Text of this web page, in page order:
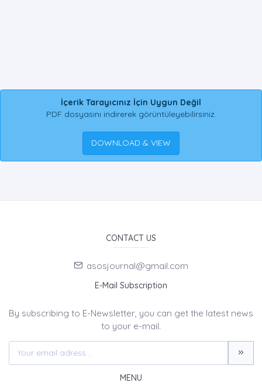
İçerik Tarayıcınız İçin Uygun Değil
PDF dosyasını indirerek görüntüleyebilirsiniz.
DOWNLOAD & VIEW
CONTACT US
asosjournal@gmail.com
E-Mail Subscription
By subscribing to E-Newsletter, you can get the latest news
to your e-mail.
MENU